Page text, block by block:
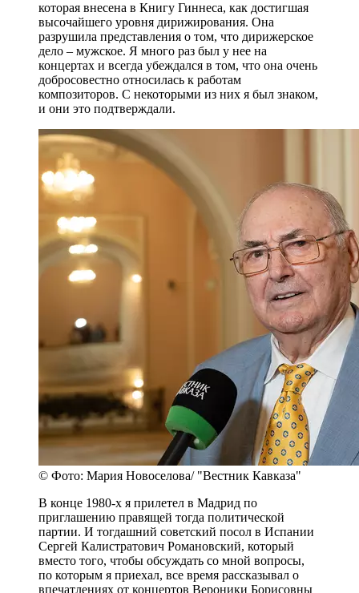
которая внесена в Книгу Гиннеса, как достигшая
высочайшего уровня дирижирования. Она
разрушила представления о том, что дирижерское
дело – мужское. Я много раз был у нее на
концертах и всегда убеждался в том, что она очень
добросовестно относилась к работам
композиторов. С некоторыми из них я был знаком,
и они это подтверждали.
© Фото: Мария Новоселова/ "Вестник Кавказа"
В конце 1980-х я прилетел в Мадрид по
приглашению правящей тогда политической
партии. И тогдашний советский посол в Испании
Сергей Калистратович Романовский, который
вместо того, чтобы обсуждать со мной вопросы,
по которым я приехал, все время рассказывал о
впечатлениях от концертов Вероники Борисовны